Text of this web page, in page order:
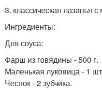
3. классическая лазанья
Ингредиенты:
Для соуса:
Фарш из говядины - 500 г.
Маленькая луковица - 1
Чеснок - 2 зубчика.